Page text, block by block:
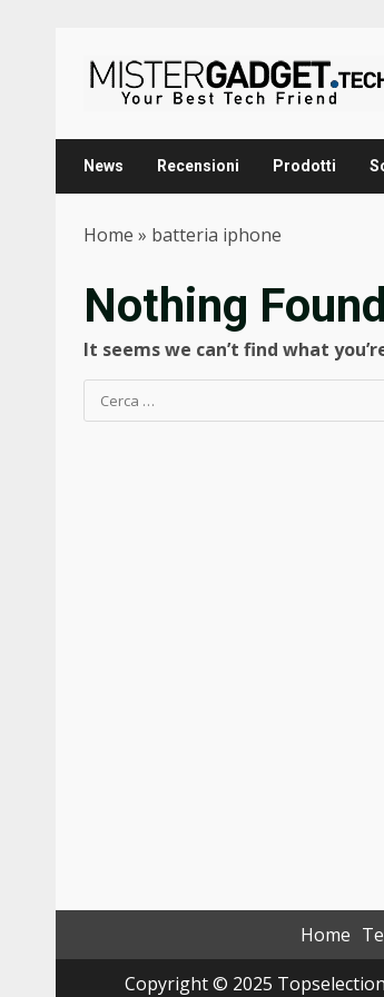
content
News Recensioni Prodotti
Home » batteria iphone
Nothing Found
It seems we can’t find what
Ricerca
per:
Home
Copyright © 2025